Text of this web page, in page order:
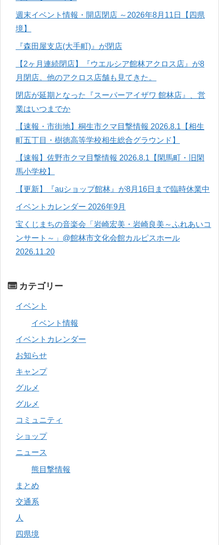
週末イベント情報・開店閉店 ～2026年8月11日【四県
境】
『森田屋支店(大手町)』が閉店
【2ヶ月連続閉店】『ウエルシア館林アクロス店』が8
月閉店。他のアクロス店舗も見てきた。
閉店が延期となった『スーパーアイザワ 館林店』、営
業はいつまでか
【速報・市街地】桐生市クマ目撃情報 2026.8.1【相生
町五丁目・樹徳高等学校相生総合グラウンド】
【速報】佐野市クマ目撃情報 2026.8.1【閑馬町・旧閑
馬小学校】
【更新】『auショップ館林』が8月16日まで臨時休業中
イベントカレンダー 2026年9月
宝くじまちの音楽会「岩崎宏美・岩崎良美～ふれあいコ
ンサート～」@館林市文化会館カルピスホール
2026.11.20
カテゴリー
イベント
イベント情報
イベントカレンダー
お知らせ
キャンプ
グルメ
グルメ
コミュニティ
ショップ
ニュース
熊目撃情報
まとめ
交通系
人
四県境